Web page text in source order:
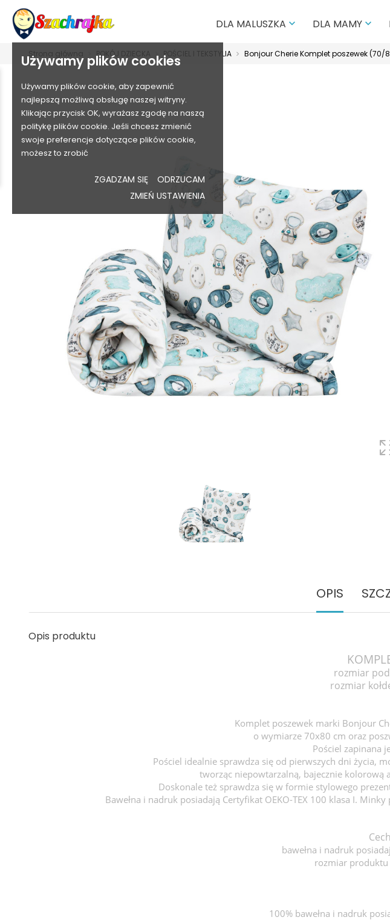
Używamy plików cookies
Używamy plików cookie, aby zapewnić
najlepszą możliwą obsługę naszej witryny.
Klikając przycisk OK, wyrażasz zgodę na naszą
politykę plików cookie. Jeśli chcesz zmienić
swoje preferencje dotyczące plików cookie,
możesz to zrobić
ZGADZAM SIĘ
ODRZUCAM
ZMIEŃ USTAWIENIA
DLA MALUSZKA  DLA MAMY 
Strona główna POKÓJ DZIECKA POŚCIEL I TEKSTYLIA Bonjour Cherie Komplet poszewek (70/
OPIS
Opis produktu
rozmiar
rozmiar
Komplet poszewek marki Bonjour
o wymiarze 70x80 cm oraz
Pościel zapinana
Pościel idealnie sprawdza się od pierwszych dni życia,
tworząc niepowtarzalną, bajecznie kolorową
Doskonale też sprawdza się w formie stylowego
Bawełna i nadruk posiadają Certyfikat OEKO-TEX 100 klasa I.
bawełna i nadruk
rozmiar produktu
100% bawełna i nadruk